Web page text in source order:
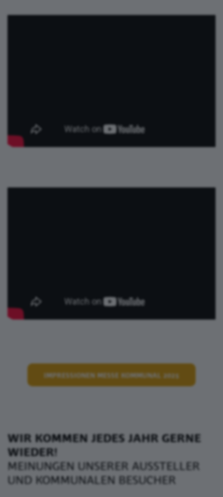
IMPRESSIONEN MESSE KOMMUNAL 2025
WIR KOMMEN JEDES JAHR GERNE
WIEDER!
MEINUNGEN UNSERER AUSSTELLER
UND KOMMUNALEN BESUCHER